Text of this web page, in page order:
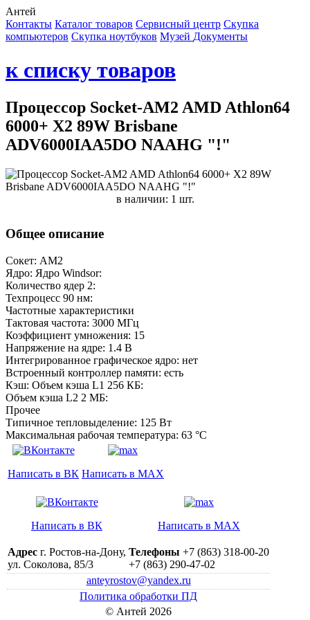
Антей
Контакты Каталог товаров Сервисный центр Cкупка
компьютеров Cкупка ноутбуков Музей Документы
к списку товаров
Процессор Socket-AM2 AMD Athlon64
6000+ X2 89W Brisbane
ADV6000IAA5DO NAAHG "!"
в наличии: 1 шт.
Общее описание
Сокет: AM2
Ядро: Ядро Windsor:
Количество ядер 2:
Техпроцесс 90 нм:
Частотные характеристики
Тактовая частота: 3000 МГц
Коэффициент умножения: 15
Напряжение на ядре: 1.4 B
Интегрированное графическое ядро: нет
Встроенный контроллер памяти: есть
Кэш: Объем кэша L1 256 КБ:
Объем кэша L2 2 МБ:
Прочее
Типичное тепловыделение: 125 Вт
Максимальная рабочая температура: 63 °C
Написать в ВК Написать в MAX
Написать в ВК Написать в MAX
Адрес г. Ростов-на-Дону,
ул. Соколова, 85/3
Телефоны +7 (863) 318-00-20
+7 (863) 290-47-02
anteyrostov@yandex.ru
Политика обработки ПД
© Антей 2026